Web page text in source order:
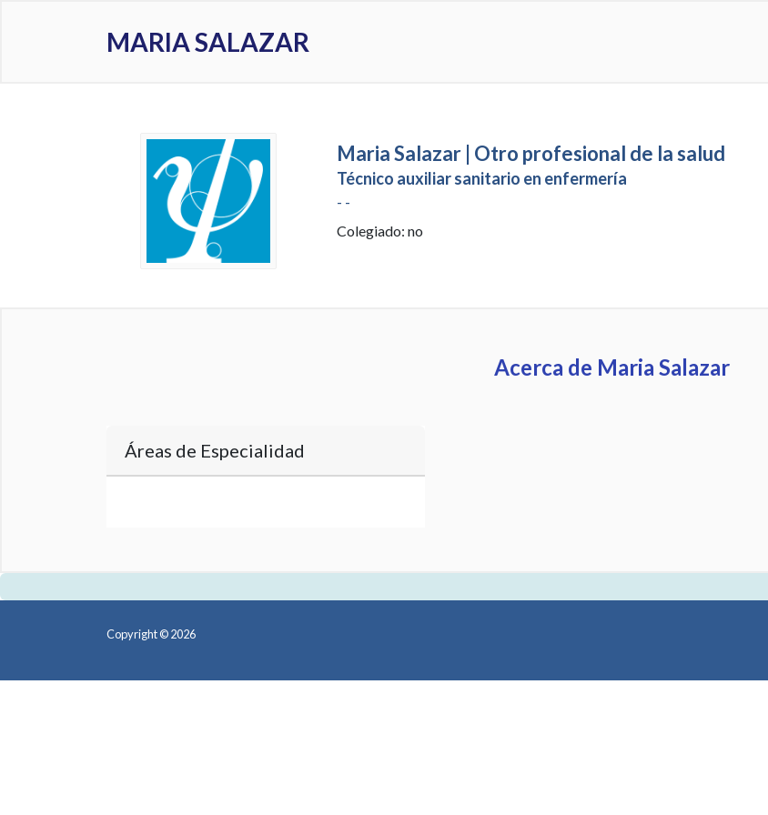
MARIA SALAZAR
Maria Salazar | Otro profesional de la salud
Técnico auxiliar sanitario en enfermería
- -
Colegiado: no
Acerca de Maria Salazar
Áreas de Especialidad
Copyright © 2026